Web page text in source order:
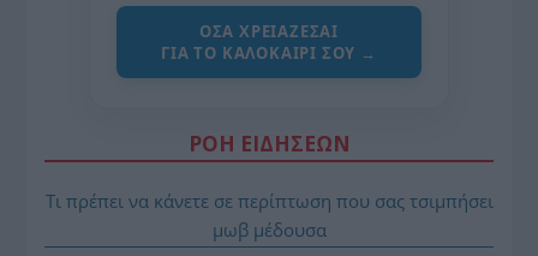
ΌΣΑ ΧΡΕΙΆΖΕΣΑΙ
ΓΙΑ ΤΟ ΚΑΛΟΚΑΊΡΙ ΣΟΥ →
ΡΟΗ ΕΙΔΗΣΕΩΝ
Τι πρέπει να κάνετε σε περίπτωση που σας τσιμπήσει
μωβ μέδουσα